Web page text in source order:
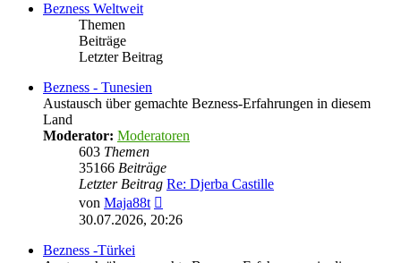
Bezness Weltweit
Themen
Beiträge
Letzter Beitrag
Bezness - Tunesien
Austausch über gemachte Bezness-Erfahrungen in diesem
Land
Moderator: Moderatoren
603 Themen
35166 Beiträge
Letzter Beitrag Re: Djerba Castille
von Maja88t
Beitrag
30.07.2026, 20:26
Bezness -Türkei